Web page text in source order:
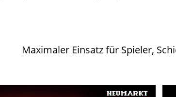
Maximaler Einsatz für Spieler,